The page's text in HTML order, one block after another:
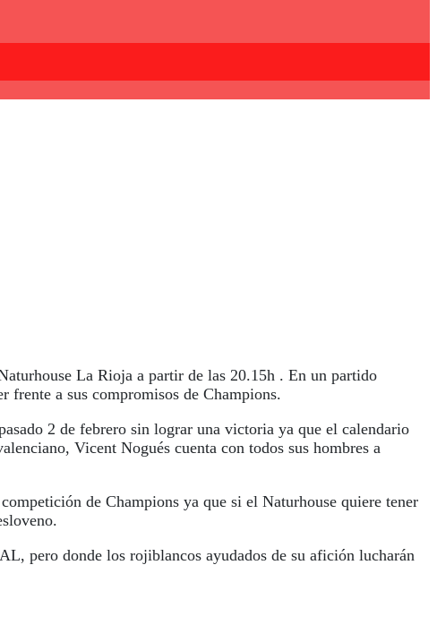
La Rioja a partir de las 20.15h . En un partido
frente a sus compromisos de Champions.
2 de febrero sin lograr una victoria ya que el calendario
Vicent Nogués cuenta con todos sus hombres a
de Champions ya que si el Naturhouse quiere tener
pero donde los rojiblancos ayudados de su afición lucharán